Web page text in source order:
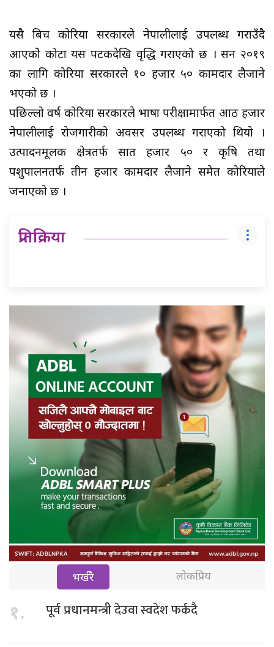
यसै बिच कोरिया सरकारले नेपालीलाई उपलब्ध गराउँदै
आएकोे कोटा यस पटकदेखि वृद्धि गराएको छ । सन २०१९
का लागि कोरिया सरकारले १० हजार ५० कामदार लैजाने
भएको छ ।
पछिल्लो वर्ष कोरिया सरकारले भाषा परीक्षामार्फत आठ हजार
नेपालीलाई रोजगारीको अवसर उपलब्ध गराएको थियो ।
उत्पादनमूलक क्षेत्रतर्फ सात हजार ५० र कृषि तथा
पशुपालनतर्फ तीन हजार कामदार लैजाने समेत कोरियाले
जनाएको छ ।
प्रतिक्रिया
भर्खरै लोकप्रिय
१. पूर्व प्रधानमन्त्रीदेउवा स्वदेश फर्कदै